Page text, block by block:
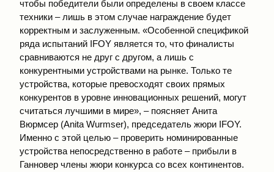
чтобы победители были определены в своем классе
техники – лишь в этом случае награждение будет
корректным и заслуженным. «Особенной спецификой
ряда испытаний IFOY является то, что финалисты
сравниваются не друг с другом, а лишь с
конкурентными устройствами на рынке. Только те
устройства, которые превосходят своих прямых
конкурентов в уровне инновационных решений, могут
считаться лучшими в мире», – поясняет Анита
Вюрмсер (Anita Wurmser), председатель жюри IFOY.
Именно с этой целью – проверить номинированные
устройства непосредственно в работе – прибыли в
Ганновер члены жюри конкурса со всех континентов.